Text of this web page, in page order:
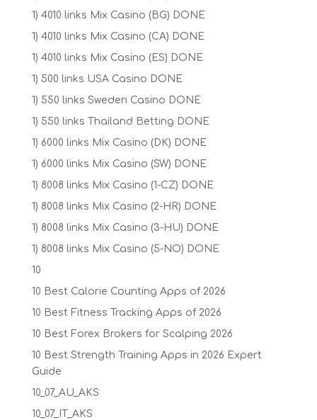
1) 4010 links Mix Casino (BG) DONE
1) 4010 links Mix Casino (CA) DONE
1) 4010 links Mix Casino (ES) DONE
1) 500 links USA Casino DONE
1) 550 links Sweden Casino DONE
1) 550 links Thailand Betting DONE
1) 6000 links Mix Casino (DK) DONE
1) 6000 links Mix Casino (SW) DONE
1) 8008 links Mix Casino (1-CZ) DONE
1) 8008 links Mix Casino (2-HR) DONE
1) 8008 links Mix Casino (3-HU) DONE
1) 8008 links Mix Casino (5-NO) DONE
10
10 Best Calorie Counting Apps of 2026
10 Best Fitness Tracking Apps of 2026
10 Best Forex Brokers for Scalping 2026
10 Best Strength Training Apps in 2026 Expert
Guide
10_07_AU_AKS
10_07_IT_AKS